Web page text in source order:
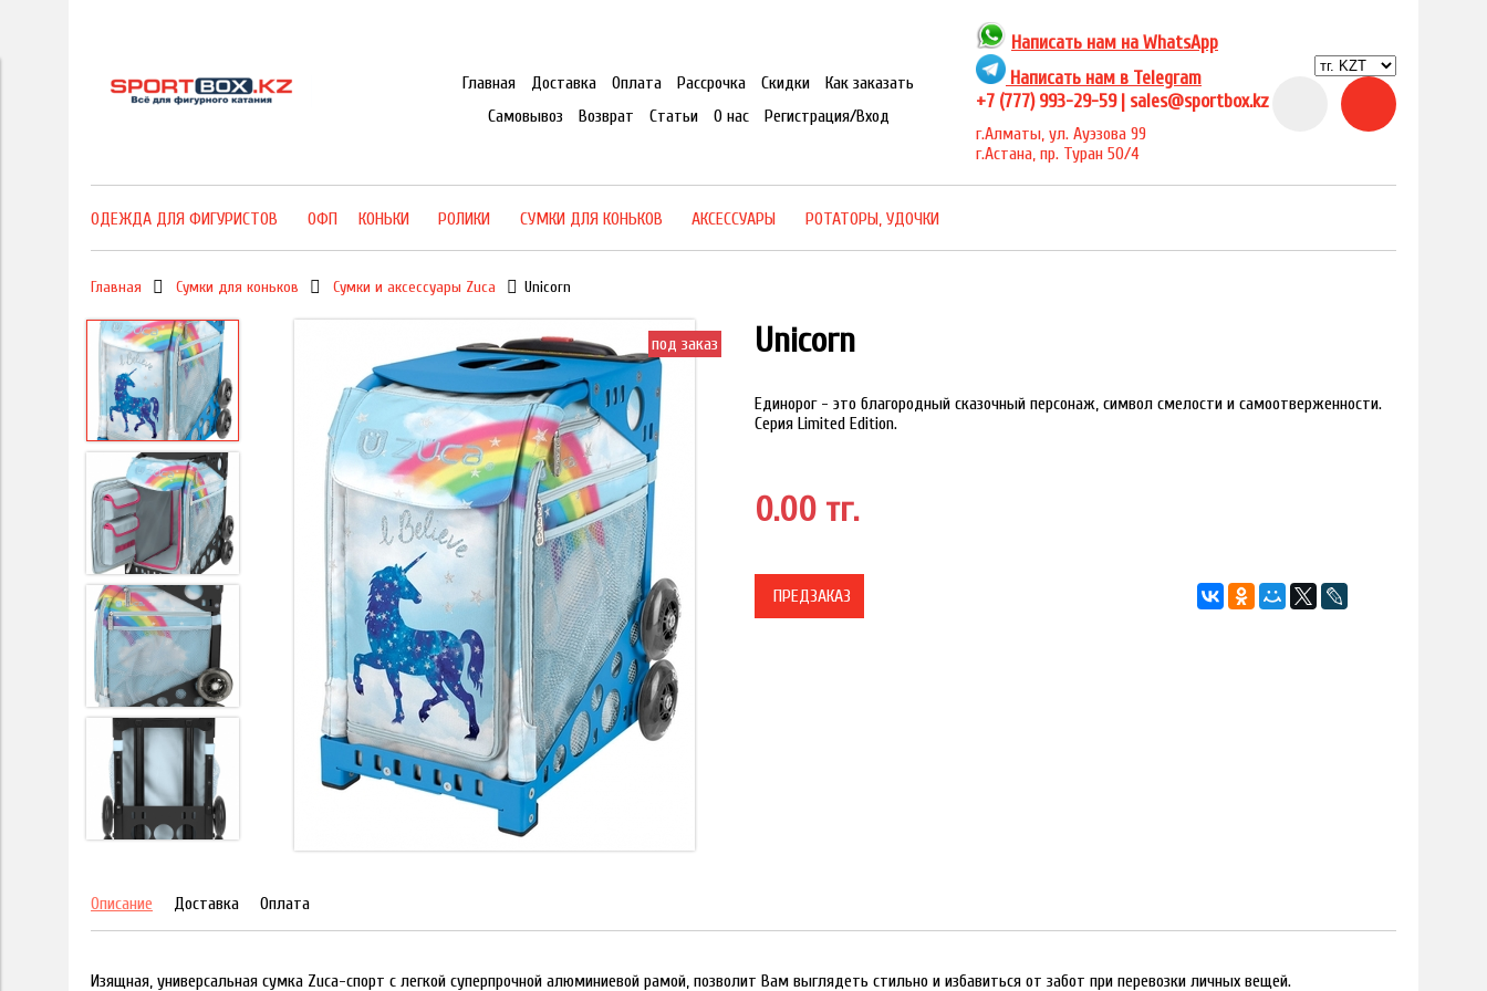
Главная Доставка Оплата Рассрочка Скидки
Как заказать
Самовывоз
Возврат Статьи О нас Регистрация/Вход
Написать нам наWhatsApp
Написать нам в Telegram
+7 (777) 993-29-59 | sales@sportbox.kz
г.Алматы, ул. Ауэзова 99
г.Астана, пр. Туран 50/4
ОДЕЖДА ДЛЯ ФИГУРИСТОВ ОФП КОНЬКИ РОЛИКИ СУМКИ ДЛЯ КОНЬКОВ АКСЕССУАРЫ РОТАТОРЫ, УДОЧКИ
Главная Сумки для коньков Сумки и аксессуары Zuca Unicorn
под заказ Unicorn
Единорог - это благородный сказочный персонаж, символ смелости и самоотверженности.
Серия Limited Edition.
0.00 тг.
ПРЕДЗАКАЗ
Описание Доставка Оплата
Изящная, универсальная сумка Zuca-спорт с легкой суперпрочной алюминиевой рамой, позволит Вам выглядеть стильно и избавиться от забот при перевозки личных вещей.